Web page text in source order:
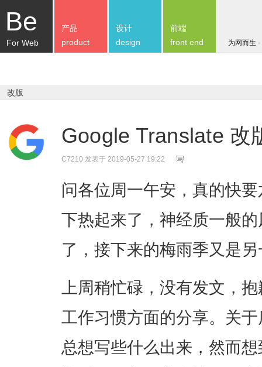
Be
For Web 为网而生
产品
product
设计
design
前端
front end
改版
Google Translate 改
C7210 发表于 2019-05-27 19:22
问各位周一午安，真的快
下热起来了，神经质一般
了，接下来的梅雨季又是
上周稍忙碌，没有发文，
工作习惯方面的分享。关
总想写些什么出来，然而